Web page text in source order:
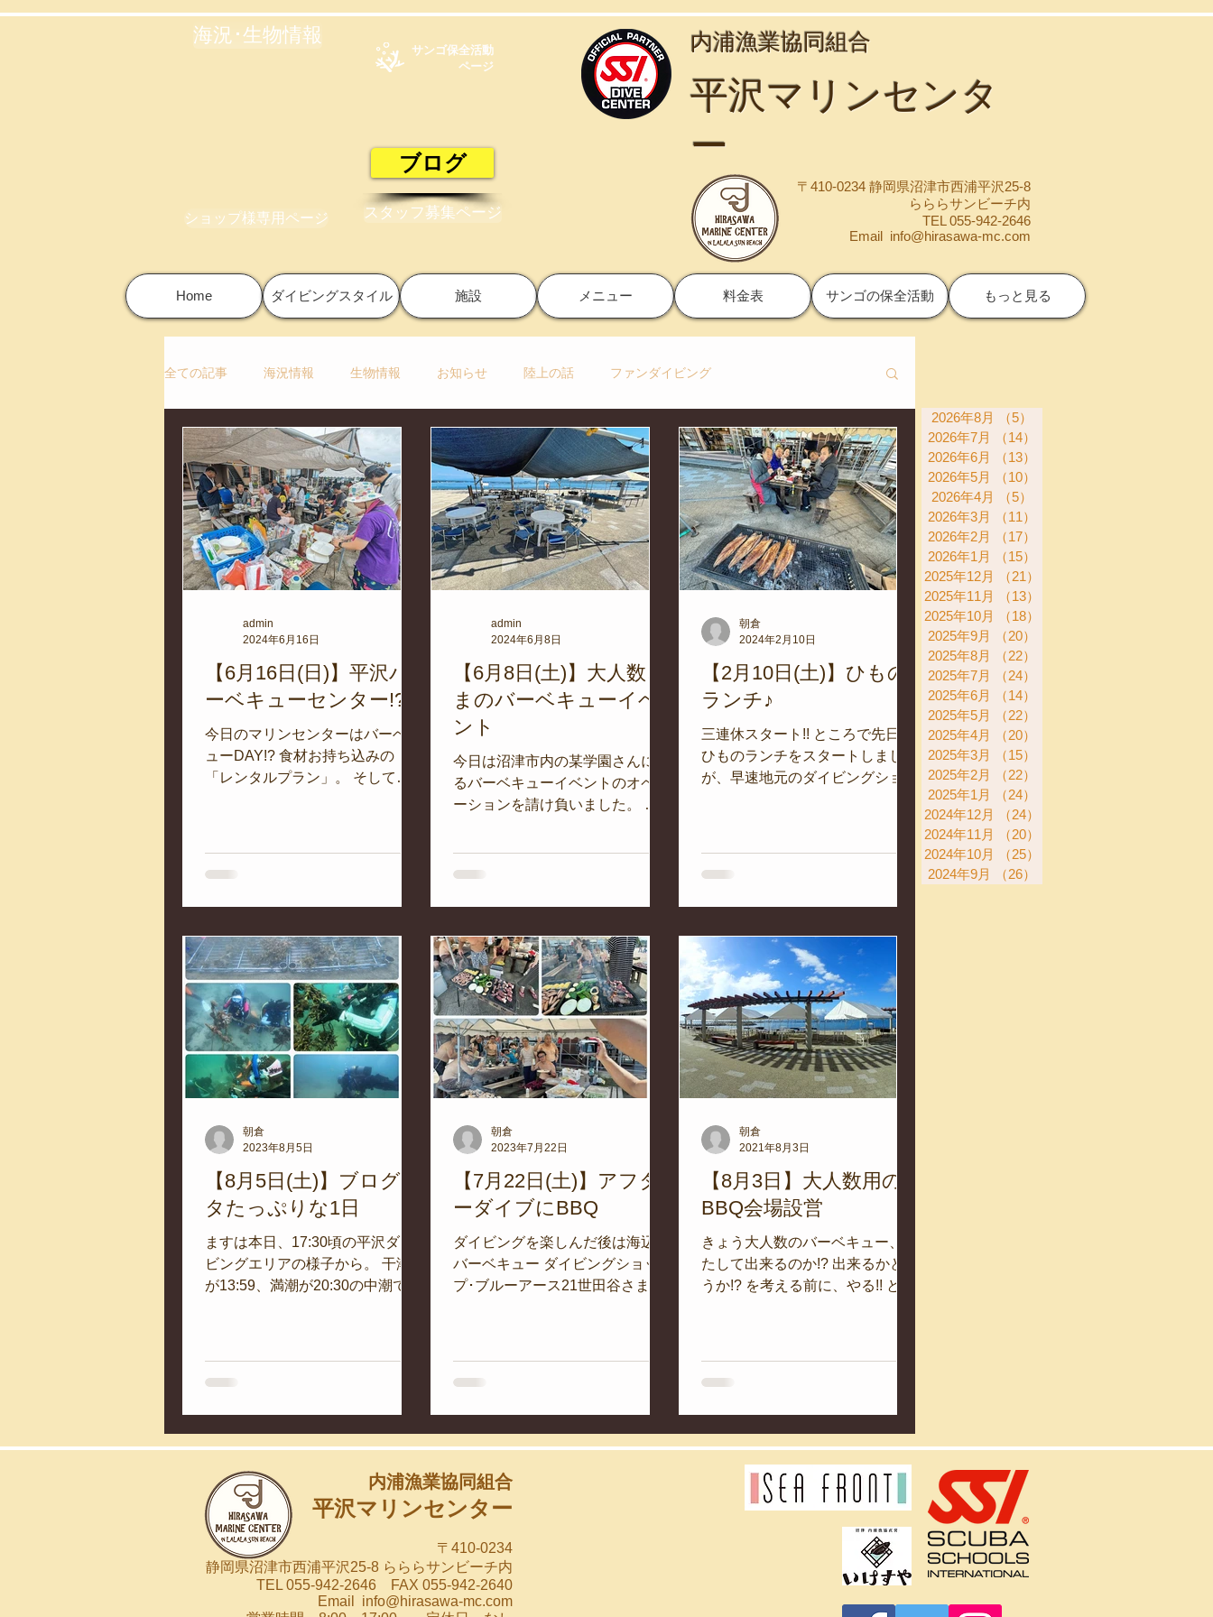
海況･生物情報
サンゴ保全活動​
ページ
ブログ
ショップ様専用ページ スタッフ募集ページ
​内浦漁業協同組合
​平沢マリンセンタ
ー
〒410-0234 静岡県沼津市西浦平沢25-8
らららサンビーチ内
TEL 055-942-2646
Email info@hirasawa-mc.com
Home ダイビングスタイル 施設 メニュー 料金表 サンゴの保全活動 もっと見る
全ての記事 海況情報 生物情報 お知らせ 陸上の話 ファンダイビング
コロマガプロジェクト スノーケリングツアー 自然環境保全 ワカメの養殖 星空観察
海を楽しむアイテム アカモク養殖実験 学校教育 伊豆半島ジオパーク サンゴの保全活動
取材 作業潜水 いつもとは違う業務 キャンプ 自然体験学習 バーベキュー
スタッフが思うこと 安全対策 イベント レスキュー･ファーストエイド 地域のこと
磯あそび教室 環境保全活動 水中技術実証フィールド
【6月16日(日)】平沢バ
ーベキューセンター!?
今日のマリンセンターはバーベキ
ューDAY!? 食材お持ち込みの
「レンタルプラン」。 そして全
か？ 詳しくこちらをご覧下さ
admin
2024年6月16日
【6月8日(土)】大人数さ
まのバーベキューイベ
ント
今日は沼津市内の某学園さんによ
るバーベキューイベントのオペレ
ーションを請け負いました。 会
けは必須。 約65名様の日除けス
しそう♪...
admin
2024年6月8日
【2月10日(土)】ひもの
ランチ♪
三連休スタート!! ところで先日、
ひものランチをスタートしました
が、早速地元のダイビングショッ
朝倉
2024年2月10日
【8月5日(土)】ブログネ
タたっぷりな1日
ますは本日、17:30頃の平沢ダイ
ビングエリアの様子から。 干潮
が13:59、満潮が20:30の中潮で、
朝倉
2023年8月5日
【7月22日(土)】アフタ
ーダイブにBBQ
ダイビングを楽しんだ後は海辺の
バーベキュー ダイビングショッ
プ･ブルーアース21世田谷さまご
朝倉
2023年7月22日
【8月3日】大人数用の
BBQ会場設営
きょう大人数のバーベキュー、果
たして出来るのか!? 出来るかど
うか!? を考える前に、やる!! と決
ちょい。...
朝倉
2021年8月3日
2026年8月 （5）
2026年7月
（14）
2026年6月
（13）
2026年5月
（10）
2026年4月
（5）
2026年3月
（11）
2026年2月
（17）
2026年1月
（15）
2025年12月
（21）
2025年11月
（13）
2025年10月
（18）
2025年9月
（20）
2025年8月
（22）
2025年7月
（24）
2025年6月
（14）
2025年5月
（22）
2025年4月
（20）
2025年3月
（15）
2025年2月
（22）
2025年1月
（24）
2024年12月
（24）
2024年11月
（20）
2024年10月
（25）
2024年9月
（26）
内浦漁業協同組合
平沢マリンセンター
〒410-0234
静岡県沼津市西浦平沢25-8 らららサンビーチ内
TEL 055-942-2646 FAX 055-942-2640
Email info@hirasawa-mc.com